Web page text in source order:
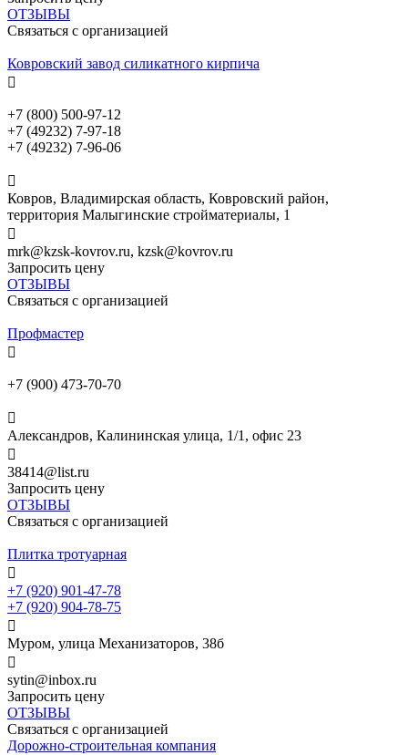
ОТЗЫВЫ
Связаться с организацией
Ковровский завод силикатного кирпича

+7 (800) 500-97-12
+7 (49232) 7-97-18
+7 (49232) 7-96-06

Ковров, Владимирская область, Ковровский район,
территория Малыгинские стройматериалы, 1

mrk@kzsk-kovrov.ru, kzsk@kovrov.ru
Запросить цену
ОТЗЫВЫ
Связаться с организацией
Профмастер

+7 (900) 473-70-70

Александров, Калининская улица, 1/1, офис 23

38414@list.ru
Запросить цену
ОТЗЫВЫ
Связаться с организацией
Плитка тротуарная

+7 (920) 901-47-78
+7 (920) 904-78-75

Муром, улица Механизаторов, 38б

sytin@inbox.ru
Запросить цену
ОТЗЫВЫ
Связаться с организацией
Дорожно-строительная компания